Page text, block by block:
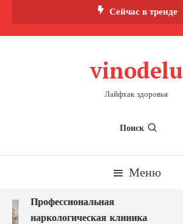
Сейчас в тренде
vinodelu
Лайфхак здоровья
Поиск
Меню
Профессиональная
наркологическая клиника